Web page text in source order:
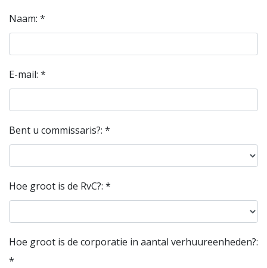
Naam: *
E-mail: *
Bent u commissaris?: *
Hoe groot is de RvC?: *
Hoe groot is de corporatie in aantal verhuureenheden?:
*